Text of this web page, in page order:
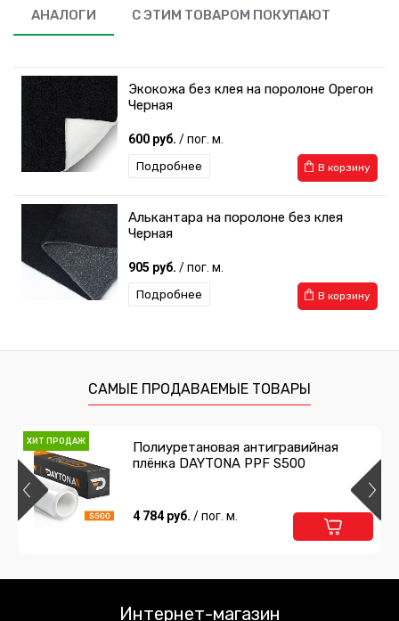
АНАЛОГИ С ЭТИМ ТОВАРОМ ПОКУПАЮТ
Экокожа без клея на поролоне Орегон
Черная
600 руб. / пог. м.
В корзину
Подробнее
Алькантара на поролоне без клея
Черная
905 руб. / пог. м.
В корзину
Подробнее
САМЫЕ ПРОДАВАЕМЫЕ ТОВАРЫ
ХИТ ПРОДАЖ
Полиуретановая антигравийная
плёнка DAYTONA PPF S500
4 784 руб. / пог. м.
Интернет-магазин